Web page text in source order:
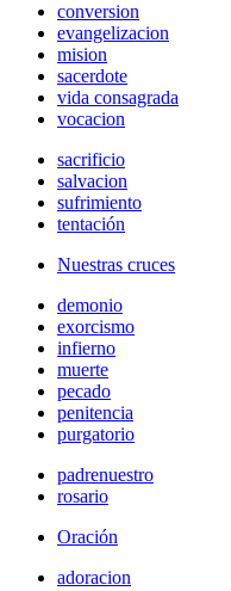
conversion
evangelizacion
mision
sacerdote
vida consagrada
vocacion
sacrificio
salvacion
sufrimiento
tentación
Nuestras cruces
demonio
exorcismo
infierno
muerte
pecado
penitencia
purgatorio
padrenuestro
rosario
Oración
adoracion